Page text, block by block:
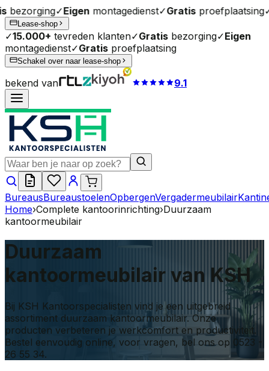
✓Eigen montagedienst✓Gratis proefplaatsing✓
Lease-shop
✓15.000+ tevreden klanten✓Gratis bezorging✓Eigen
montagedienst✓Gratis proefplaatsing
Schakel over naar lease-shop
bekend van 9.1
BureausBureaustoelenOpbergenVergadermeubilair
Home›Complete kantoorinrichting›Duurzaam
kantoormeubilair
Duurzaam
kantoormeubilair van KSH
Bij KSH Kantoorspecialisten vind je een uitgebreid
assortiment duurzaam kantoormeubilair. Onze
producten verbeteren je werkcomfort en productiviteit.
Bestel eenvoudig online, voor vragen, bel ons op 0523 -
26 55 34.